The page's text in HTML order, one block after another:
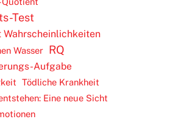
Test
Wahrscheinlichkeiten
Wasser RQ
Aufgabe
Tödliche Krankheit
Eine neue Sicht